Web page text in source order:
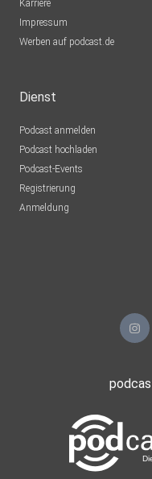
Karriere
Impressum
Werben auf podcast.de
Dienst
Podcast anmelden
Podcast hochladen
Podcast-Events
Registrierung
Anmeldung